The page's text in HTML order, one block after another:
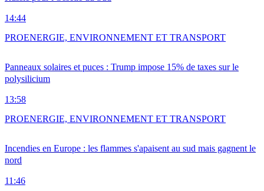
14:44
Panneaux solaires et puces : Trump impose 15% de taxes sur le
polysilicium
13:58
PROENERGIE, ENVIRONNEMENT ET TRANSPORT
Incendies en Europe : les flammes s'apaisent au sud mais gagnent le
nord
11:46
PROENERGIE, ENVIRONNEMENT ET TRANSPORT